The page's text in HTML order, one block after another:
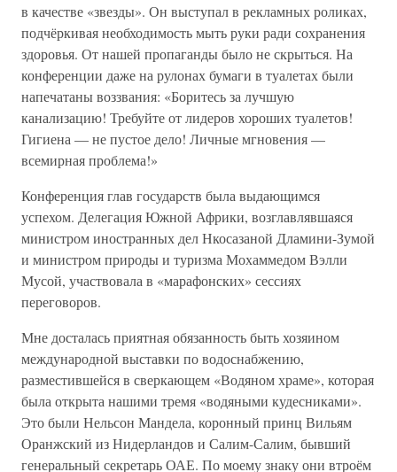
в качестве «звезды». Он выступал в рекламных роликах,
подчёркивая необходимость мыть руки ради сохранения
здоровья. От нашей пропаганды было не скрыться. На
конференции даже на рулонах бумаги в туалетах были
напечатаны воззвания: «Боритесь за лучшую
канализацию! Требуйте от лидеров хороших туалетов!
Гигиена — не пустое дело! Личные мгновения —
всемирная проблема!»
Конференция глав государств была выдающимся
успехом. Делегация Южной Африки, возглавлявшаяся
министром иностранных дел Нкосазаной Дламини-Зумой
и министром природы и туризма Мохаммедом Вэлли
Мусой, участвовала в «марафонских» сессиях
переговоров.
Мне досталась приятная обязанность быть хозяином
международной выставки по водоснабжению,
разместившейся в сверкающем «Водяном храме», которая
была открыта нашими тремя «водяными кудесниками».
Это были Нельсон Мандела, коронный принц Вильям
Оранжский из Нидерландов и Салим-Салим, бывший
генеральный секретарь ОАЕ. По моему знаку они втроём